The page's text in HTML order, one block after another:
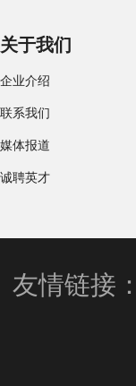
关于我们
企业介绍
联系我们
媒体报道
诚聘英才
友情链接：